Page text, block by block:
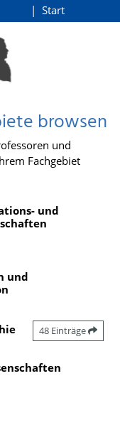
Start
browsen
und
Fachgebiet
und
und
48 Einträge